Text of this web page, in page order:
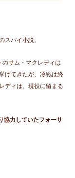
スパイ小説。
サム・マクレディは
げてきたが、冷戦は終
ディは、現役に留まる
協力していたフォーサ